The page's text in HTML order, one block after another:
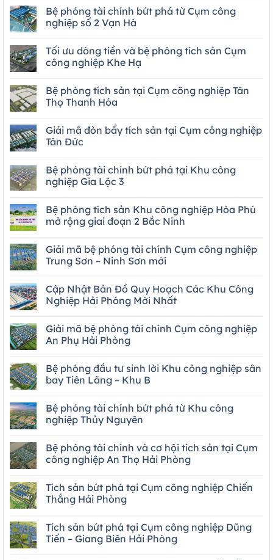
Bệ phóng tài chính bứt phá từ Cụm công
nghiệp số 2 Vạn Hà
Tối ưu dòng tiền và bệ phóng tích sản Cụm
công nghiệp Khe Hạ
Bệ phóng tích sản tại Cụm công nghiệp Tân
Thọ Thanh Hóa
Giải mã đòn bẩy tích sản tại Cụm công nghiệp
Tân Đức
Bệ phóng tài chính bứt phá tại Khu công
nghiệp Gia Lộc 3
Bệ phóng tích sản Khu công nghiệp Hòa Phú
mở rộng giai đoạn 2 Bắc Ninh
Giải mã bệ phóng tài chính Cụm công nghiệp
Trung Sơn – Ninh Sơn mới
Cập Nhật Bản Đồ Quy Hoạch Các Khu Công
Nghiệp Hải Phòng Mới Nhất
Giải mã bệ phóng tài chính Cụm công nghiệp
An Phụ Hải Phòng
Bệ phóng đầu tư sinh lời Khu công nghiệp sân
bay Tiên Lãng – Khu B
Bệ phóng tài chính bứt phá từ Khu công
nghiệp Thủy Nguyên
Bệ phóng tài chính và cơ hội tích sản tại Cụm
công nghiệp An Thọ Hải Phòng
Tích sản bứt phá tại Cụm công nghiệp Chiến
Thắng Hải Phòng
Tích sản bứt phá tại Cụm công nghiệp Dũng
Tiến – Giang Biên Hải Phòng